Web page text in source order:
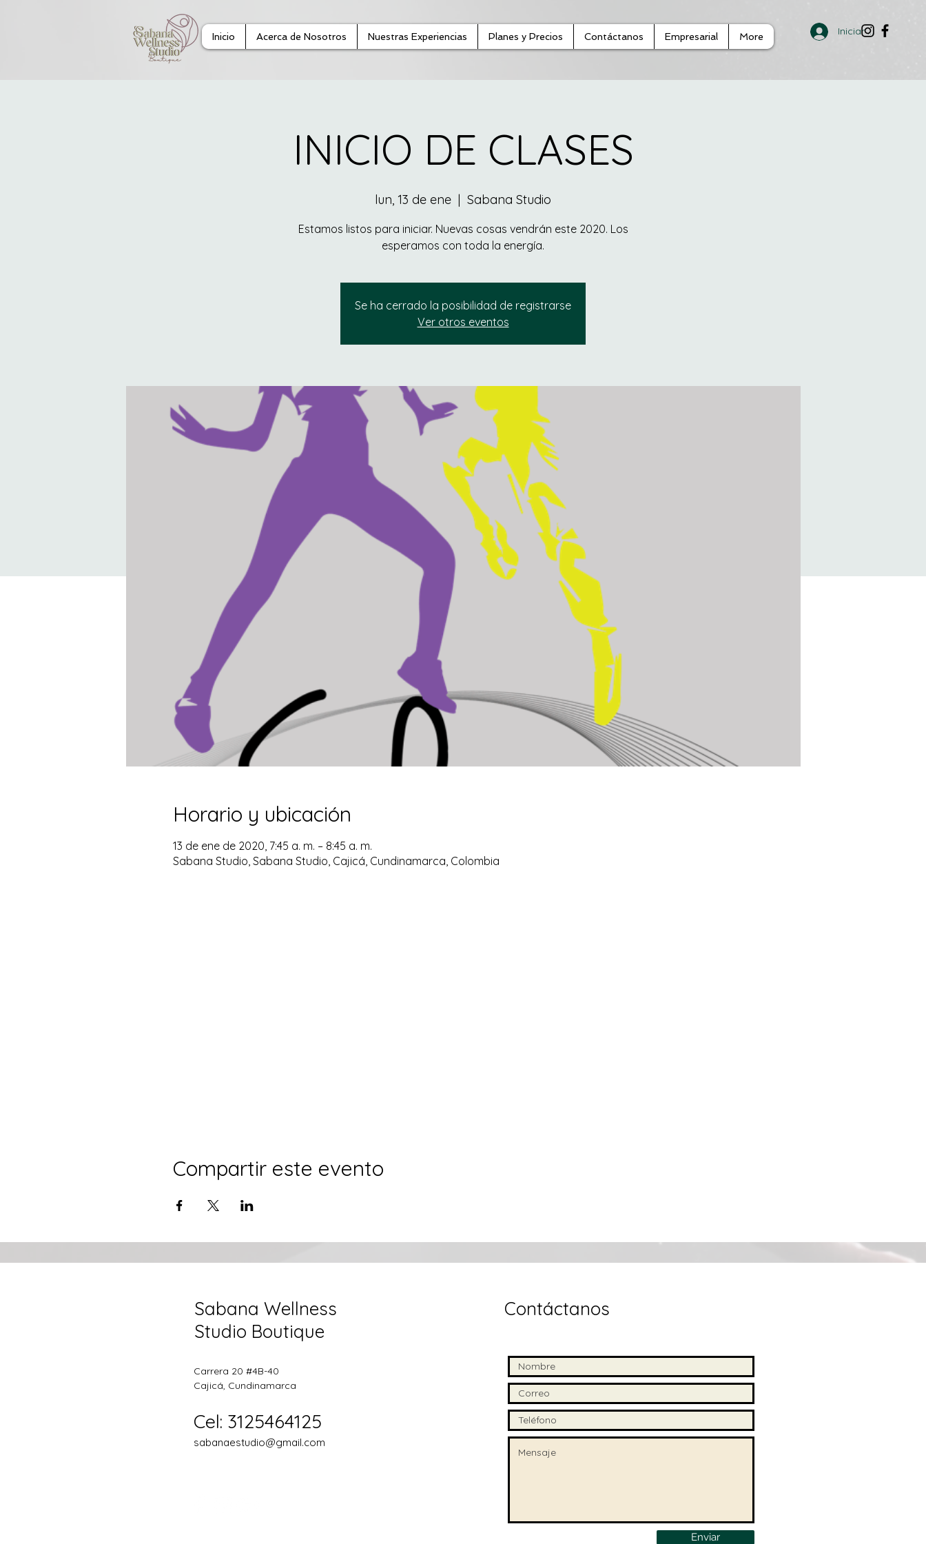
Inicio Acerca de Nosotros Nuestras Experiencias Planes y Precios Contáctanos Empresarial More Iniciar sesión
INICIO DE CLASES
lun, 13 de ene
  |
Sabana Studio
Estamos listos para iniciar. Nuevas cosas vendrán este 2020. Los
esperamos con toda la energía.
Se ha cerrado la posibilidad de registrarse
Ver otros eventos
Horario y ubicación
13 de ene de 2020, 7:45 a. m. – 8:45 a. m.
Sabana Studio, Sabana Studio, Cajicá, Cundinamarca, Colombia
Compartir este evento
Sabana Wellness
Studio Boutique
Carrera 20 #4B-40
Cajicá, Cundinamarca
Cel: 3125464125
sabanaestudio@gmail.com
Contáctanos
Enviar